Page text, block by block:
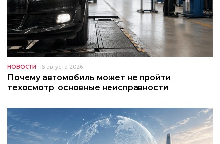
НОВОСТИ 6 августа 2026
Почему автомобиль может не пройти
техосмотр: основные неисправности